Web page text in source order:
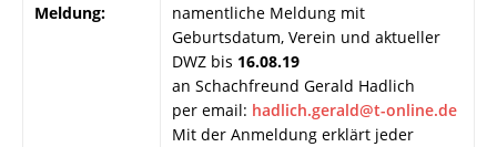
Meldung:
namentliche Meldung mit
Geburtsdatum, Verein und aktueller
DWZ bis 16.08.19
an Schachfreund Gerald Hadlich
per email: hadlich.gerald@t-online.de
Mit der Anmeldung erklärt jeder